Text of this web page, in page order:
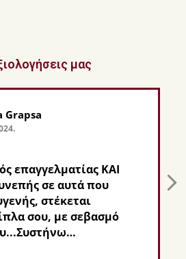
μας
Grapsa
επαγγελματίας ΚΑΙ
σε αυτά που
στέκεται
σου, με σεβασμό